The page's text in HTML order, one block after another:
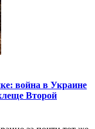
война в Украине
Второй